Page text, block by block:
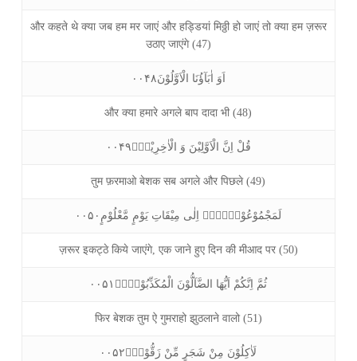
और कहते थे क्या जब हम मर जाएं और हड्डियां मिठ्ठी हो जाएं तो क्या हम ज़रूर
उठाए जाएंगे (47)
اَوَ اٰبَآؤُنَا الْاَوَّلُوْنَ۰۰۴۸
और क्या हमारे अगले बाप दादा भी (48)
قُلْ اِنَّ الْاَوَّلِيْنَ وَ الْاٰخِرِيْنَۙ۰۰۴۹
तुम फ़रमाओ बेशक सब अगले और पिछले (49)
لَمَجْمُوْعُوْنَ۠١ۙ۬ اِلٰى مِيْقَاتِ يَوْمٍ مَّعْلُوْمٍ۰۰۵۰
ज़रूर इकट्ठे किये जाएंगे, एक जाने हुए दिन की मीआद पर (50)
ثُمَّ اِنَّكُمْ اَيُّهَا الضَّآلُّوْنَ الْمُكَذِّبُوْنَ۠ۙ۰۰۵۱
फिर बेशक तुम ऐ गुमराहो झुठलाने वालो (51)
لَاٰكِلُوْنَ مِنْ شَجَرٍ مِّنْ زَقُّوْمٍۙ۰۰۵۲